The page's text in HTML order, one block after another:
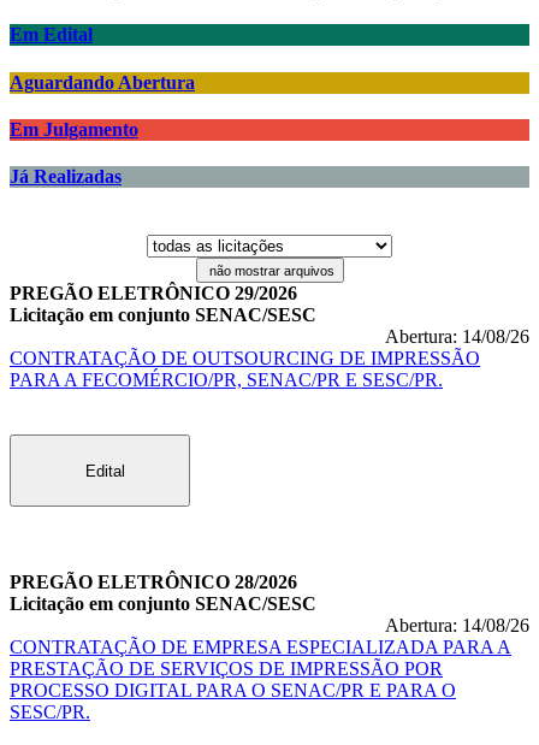
Em Edital
Aguardando Abertura
Em Julgamento
Já Realizadas
não mostrar arquivos
PREGÃO ELETRÔNICO 29/2026
Licitação em conjunto SENAC/SESC
Abertura: 14/08/26
CONTRATAÇÃO DE OUTSOURCING DE IMPRESSÃO
PARA A FECOMÉRCIO/PR, SENAC/PR E SESC/PR.
Edital
PREGÃO ELETRÔNICO 28/2026
Licitação em conjunto SENAC/SESC
Abertura: 14/08/26
CONTRATAÇÃO DE EMPRESA ESPECIALIZADA PARA A
PRESTAÇÃO DE SERVIÇOS DE IMPRESSÃO POR
PROCESSO DIGITAL PARA O SENAC/PR E PARA O
SESC/PR.